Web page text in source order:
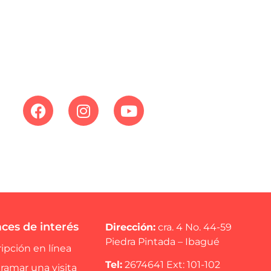
de interés
en línea
una visita
Dirección: cra. 4 No. 44-59
Piedra Pintada – Ibagué
Tel: 2674641 Ext: 101-102